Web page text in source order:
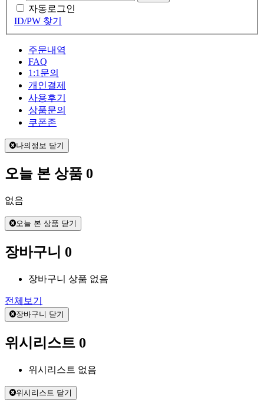
자동로그인
ID/PW 찾기
주문내역
FAQ
1:1문의
개인결제
사용후기
상품문의
쿠폰존
나의정보 닫기
오늘 본 상품 0
없음
오늘 본 상품 닫기
장바구니 0
장바구니 상품 없음
전체보기
장바구니 닫기
위시리스트 0
위시리스트 없음
위시리스트 닫기